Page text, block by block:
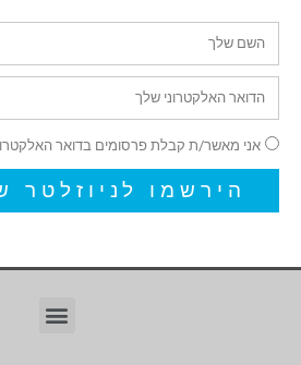
אני מאשר/ת קבלת פרסומים בדואר
הירשמו לניוזלטר